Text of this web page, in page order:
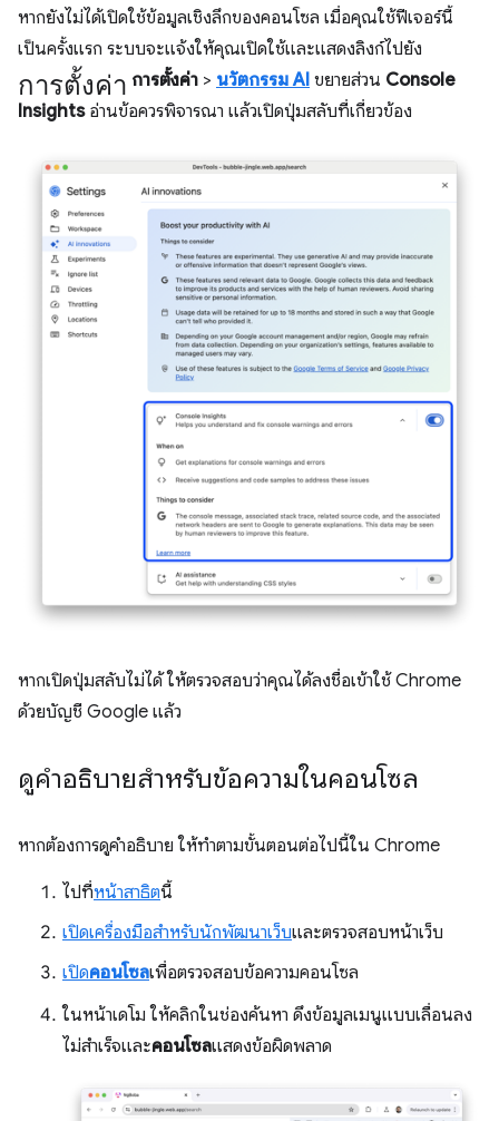
หากยังไม่ได้เปิดใช้ข้อมูลเชิงลึกของคอนโซล เมื่อคุณใช้ฟีเจอร์นี้
เป็นครั้งแรก ระบบจะแจ้งให้คุณเปิดใช้และแสดงลิงก์ไปยัง
การตั้งค่า การตั้งค่า > นวัตกรรม AI ขยายส่วน Console
Insightsอ่านข้อควรพิจารณา แล้วเปิดปุ่มสลับที่เกี่ยวข้อง
หากเปิดปุ่มสลับไม่ได้ ให้ตรวจสอบว่าคุณได้ลงชื่อเข้าใช้ Chrome
ด้วยบัญชี Google แล้ว
ดูคำอธิบายสำหรับข้อความในคอนโซล
หากต้องการดูคำอธิบาย ให้ทำตามขั้นตอนต่อไปนี้ใน Chrome
ไปที่หน้าสาธิตนี้
เปิดเครื่องมือสำหรับนักพัฒนาเว็บและตรวจสอบหน้าเว็บ
เปิดคอนโซลเพื่อตรวจสอบข้อความคอนโซล
ในหน้าเดโม ให้คลิกในช่องค้นหา ดึงข้อมูลเมนูแบบเลื่อนลง
ไม่สำเร็จและคอนโซลแสดงข้อผิดพลาด